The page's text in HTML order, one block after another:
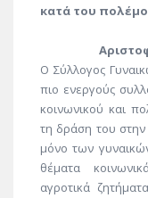
κατά του
Ο Σύλλογος
πιο ενεργούς
κοινωνικού και
τη δράση του
μόνο των
θέματα
αγροτικά